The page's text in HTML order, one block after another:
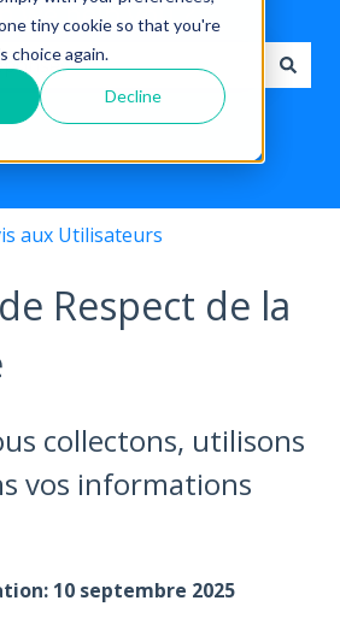
tiny cookie so that you're
choice again.
Decline
we help you ?
car le champ de
aux Utilisateurs
Respect de la
collectons, utilisons
vos informations
10 septembre 2025